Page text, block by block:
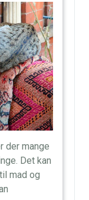
der mange
Det kan
mad og